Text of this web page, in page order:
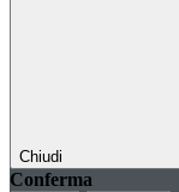
Chiudi
Conferma